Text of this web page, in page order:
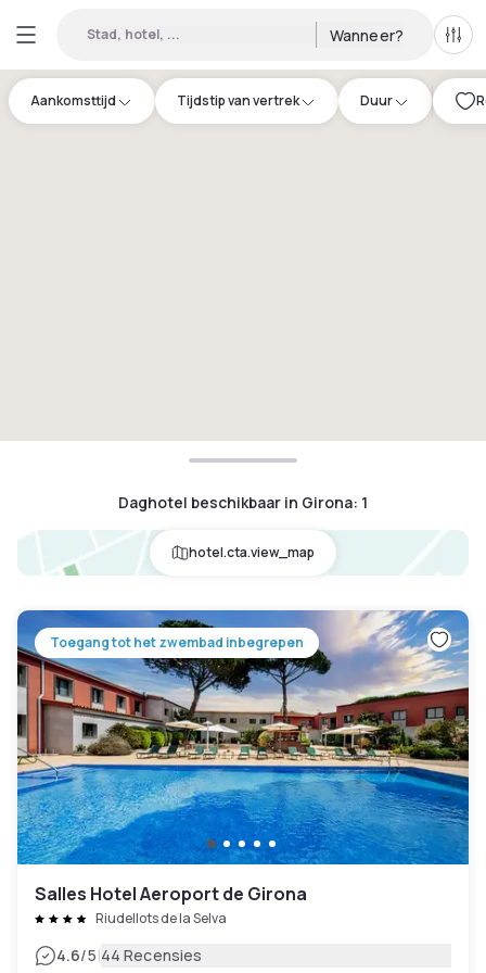
Stad, hotel, ... Wanneer?
Aankomsttijd Tijdstip van vertrek Duur
Daghotel beschikbaar in Girona: 1
hotel.cta.view_map
Toegang tot het zwembad inbegrepen
Salles Hotel Aeroport de Girona
Riudellots de la Selva
4.6/5|44 Recensies